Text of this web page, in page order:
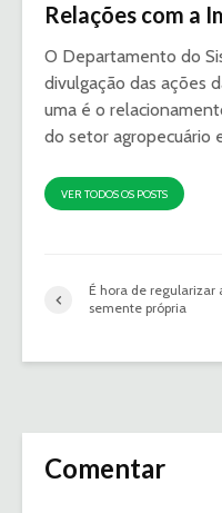
Relações com a
O Departamento do
divulgação das ações
uma é o
do setor agropecuário
VER TODOS OS POSTS
É hora de regularizar
semente própria
Comentar